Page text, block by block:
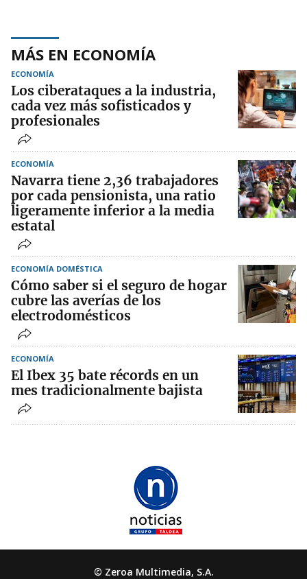
MÁS EN ECONOMÍA
ECONOMÍA
Los ciberataques a la industria,
cada vez más sofisticados y
profesionales
ECONOMÍA
Navarra tiene 2,36 trabajadores
por cada pensionista, una ratio
ligeramente inferior a la media
estatal
ECONOMÍA DOMÉSTICA
Cómo saber si el seguro de hogar
cubre las averías de los
electrodomésticos
ECONOMÍA
El Ibex 35 bate récords en un
mes tradicionalmente bajista
© Zeroa Multimedia, S.A.